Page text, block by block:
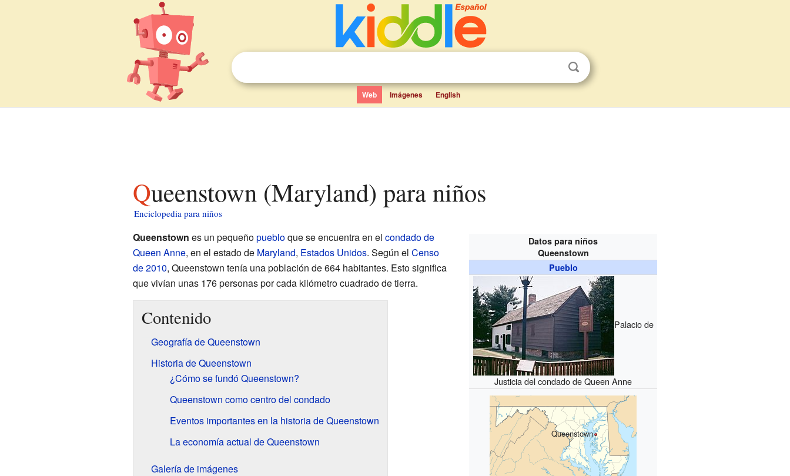
Web Imágenes English
Queenstown (Maryland) para niños
Enciclopedia para niños
Datos para niños
Queenstown
Pueblo
Palacio de
Justicia del condado de Queen Anne
Queenstown
Queenstown es un pequeñopuebloque se encuentra en el condado de
Queen Anne, en el estado de Maryland, Estados Unidos. Según el Censo
de 2010, Queenstown tenía una población de 664 habitantes. Esto significa
que vivían unas 176 personas por cada kilómetro cuadrado de tierra.
Contenido
Geografía de Queenstown
Historia de Queenstown
¿Cómo se fundó Queenstown?
Queenstown como centro del condado
Eventos importantes en la historia de Queenstown
La economía actual de Queenstown
Galería de imágenes